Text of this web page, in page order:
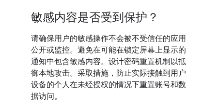
敏感内容是否受到保护？
请确保用户的敏感操作不会被不受信任的应用
公开或监控。避免在可能在锁定屏幕上显示的
通知中包含敏感内容。设计密码重置机制以抵
御本地攻击。采取措施，防止实际接触到用户
设备的个人在未经授权的情况下重置账号和数
据访问。